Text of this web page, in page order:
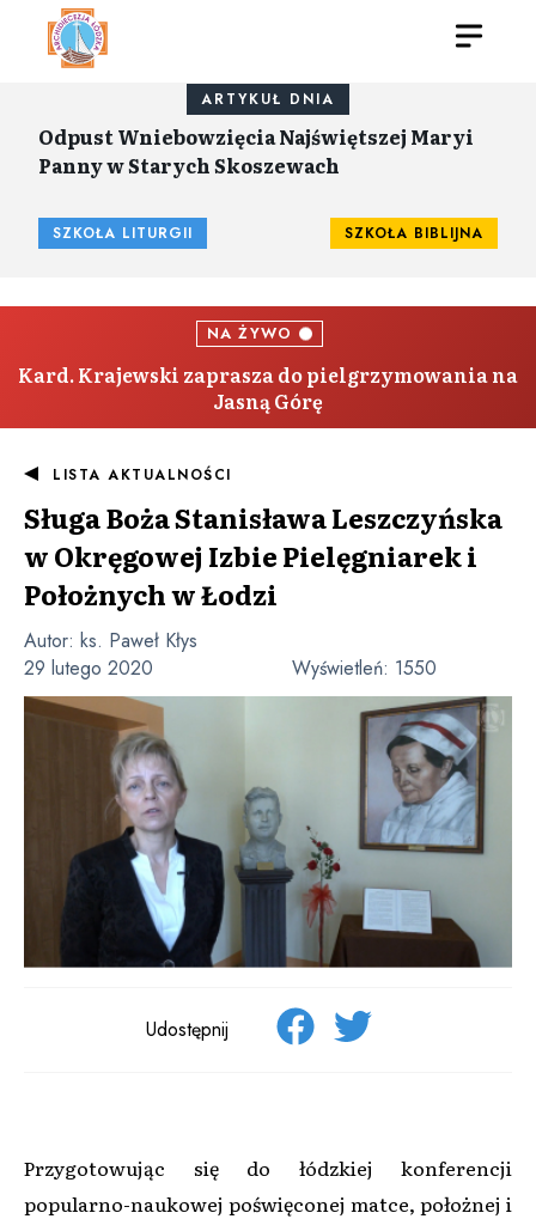
ARTYKUŁ DNIA
Odpust Wniebowzięcia Najświętszej Maryi
Panny w Starych Skoszewach
SZKOŁA LITURGII SZKOŁA BIBLIJNA
NA ŻYWO
Kard. Krajewski zaprasza do pielgrzymowania na
Jasną Górę
LISTA AKTUALNOŚCI
Sługa Boża Stanisława Leszczyńska
w Okręgowej Izbie Pielęgniarek i
Położnych w Łodzi
Autor: ks. Paweł Kłys
29 lutego 2020
Wyświetleń: 1550
Udostępnij
Przygotowując się do łódzkiej konferencji
popularno-naukowej poświęconej matce, położnej i